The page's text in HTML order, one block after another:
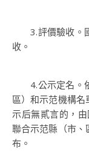
3.評價驗收。國
收。
4.公示定名。依
區）和示范機構
示后無貳言的，
聯合示范縣（市、
布。